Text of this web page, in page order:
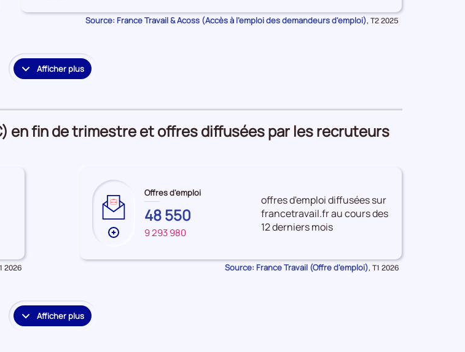
données
Accès
à
l'emploi
Source: France Travail & Acoss (Accès à l'emploi des demandeurs d'emploi), Données
T2 2025
Afficher plus
le
et
l'emploi
en fin de trimestre et offres diffusées par les recruteurs
2026
Plus
données
Offres d'emploi
EURE-
ET-
LOIR
48 550
FRANCE
9 293 980
offres d'emploi diffusées sur
francetravail.fr au cours des
12 derniers mois
Source: France Travail (Offre d'emploi), Données
T1 2026
Afficher plus
le